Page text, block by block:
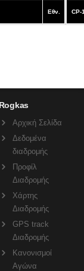
Εθν. CP-
Rogkas
Αρχική Σελίδα
Δεδομένα
διαδρομής
Προφίλ
Διαδρομής
Χάρτης
Διαδρομής
GPS track
Διαδρομής
Κανονισμοί
Αγώνα